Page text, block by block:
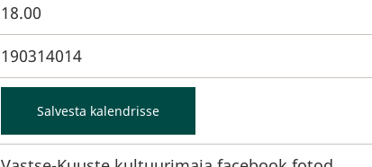
18.00
190314014
Salvesta kalendrisse